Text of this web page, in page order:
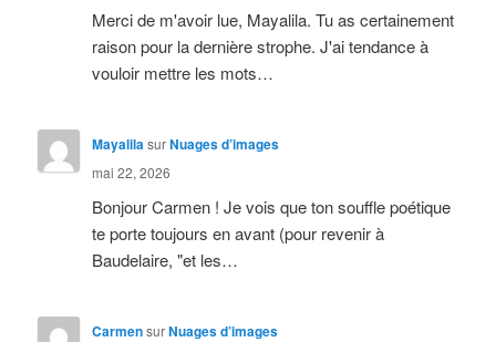
Merci de m'avoir lue, Mayalila. Tu as certainement
raison pour la dernière strophe. J'ai tendance à
vouloir mettre les mots…
MayalilasurNuages d’images
mai 22, 2026
Bonjour Carmen ! Je vois que ton souffle poétique
te porte toujours en avant (pour revenir à
Baudelaire, "et les…
CarmensurNuages d’images